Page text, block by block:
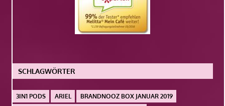
SCHLAGWÖRTER
3IN1 PODS ARIEL
BRANDNOOZ BOX JANUAR 2019